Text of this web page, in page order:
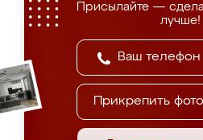
Присылайте —
лучше!
Прикрепить фото